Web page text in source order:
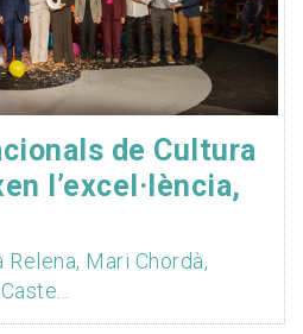
de Cultura
l’excel·lència,
Mari Chordà,